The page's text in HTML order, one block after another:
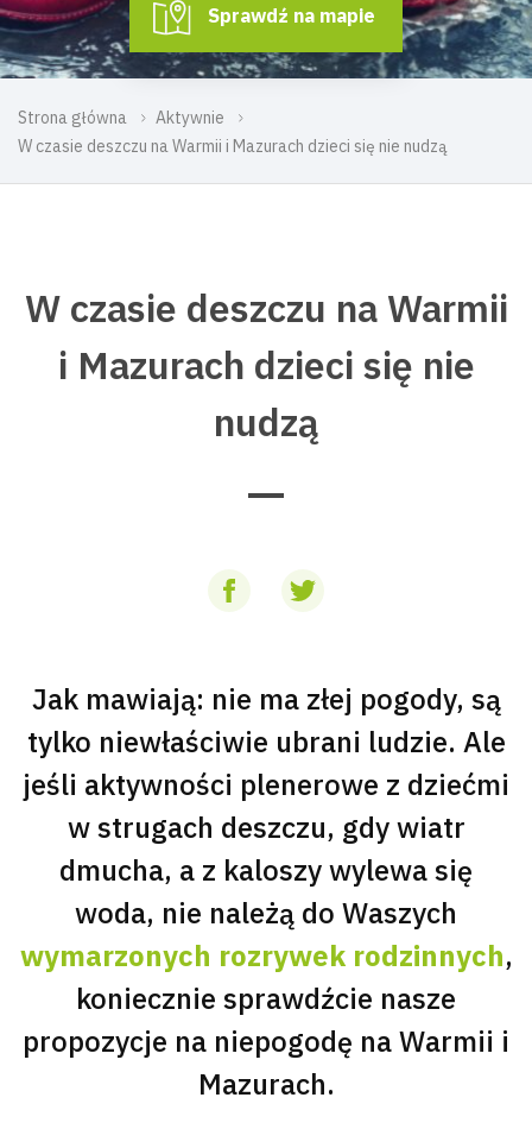
Strona główna
Aktywnie
W czasie deszczu na Warmii i Mazurach dzieci się nie nudzą
Sprawdź na mapie
W czasie deszczu na Warmii
i Mazurach dzieci się nie
nudzą
Jak mawiają: nie ma złej pogody, są
tylko niewłaściwie ubrani ludzie. Ale
jeśli aktywności plenerowe z dziećmi
w strugach deszczu, gdy wiatr
dmucha, a z kaloszy wylewa się
woda, nie należą do Waszych
wymarzonych rozrywek rodzinnych,
koniecznie sprawdźcie nasze
propozycje na niepogodę na Warmii i
Mazurach.